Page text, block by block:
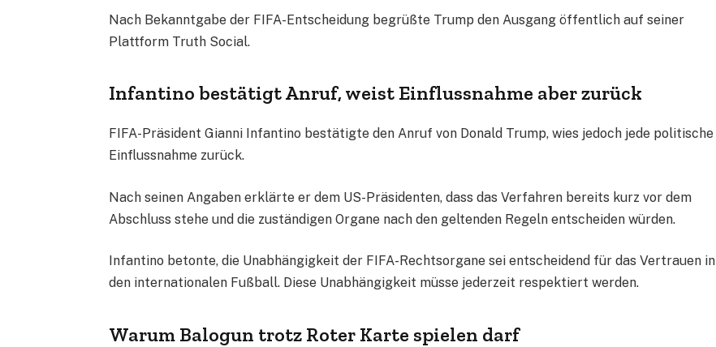
Nach Bekanntgabe der FIFA-Entscheidung begrüßte Trump den Ausgang öffentlich auf seiner
Plattform Truth Social.
Infantino bestätigt Anruf, weist Einflussnahme aber zurück
FIFA-Präsident Gianni Infantino bestätigte den Anruf von Donald Trump, wies jedoch jede politische
Einflussnahme zurück.
Nach seinen Angaben erklärte er dem US-Präsidenten, dass das Verfahren bereits kurz vor dem
Abschluss stehe und die zuständigen Organe nach den geltenden Regeln entscheiden würden.
Infantino betonte, die Unabhängigkeit der FIFA-Rechtsorgane sei entscheidend für das Vertrauen in
den internationalen Fußball. Diese Unabhängigkeit müsse jederzeit respektiert werden.
Warum Balogun trotz Roter Karte spielen darf